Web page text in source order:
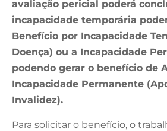
avaliação pericial poderá
incapacidade temporária
Benefício por Incapacidade
Doença) ou a Incapacidade
podendo gerar o benefício de
Incapacidade Permanente
Invalidez).
Para solicitar o benefício, o